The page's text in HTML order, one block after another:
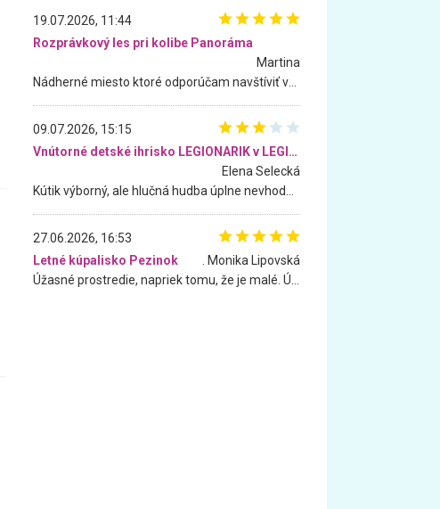
19.07.2026, 11:44
Rozprávkový les pri kolibe Panoráma
Martina
09.07.2026, 15:15
Vnútorné detské ihrisko LEGIONARIK v LEGIA Fitness
Elena Selecká
27.06.2026, 16:53
Letné kúpalisko Pezinok
. Monika Lipovská